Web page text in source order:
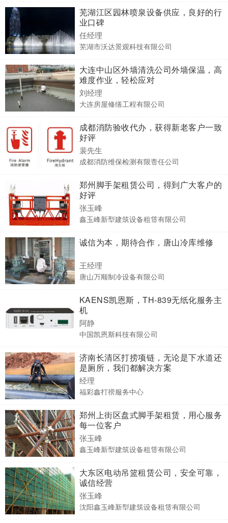
芜湖江区园林喷泉设备供应，良好的行
业口碑
任经理
芜湖市沃达景观科技有限公司
大连中山区外墙清洗公司外墙保温，高
难度作业，轻松应对
刘经理
大连房屋修缮工程有限公司
成都消防验收代办，获得新老客户一致
好评
裴先生
成都消防维保检测有限责任公司
郑州脚手架租赁公司，得到广大客户的
好评
张玉峰
鑫玉峰新型建筑设备租赁有限公司
诚信为本，期待合作，唐山冷库维修
王经理
唐山万顺制冷设备有限公司
KAENS凯恩斯，TH-839无纸化服务主
机
阿静
中国凯恩斯科技有限公司
济南长清区打捞项链，无论是下水道还
是厕所，我们都解决方案
经理
福彩鑫打捞服务中心
郑州上街区盘式脚手架租赁，用心服务
每一位客户
张玉峰
鑫玉峰新型建筑设备租赁有限公司
大东区电动吊篮租赁公司，安全可靠，
诚信经营
张玉峰
沈阳鑫玉峰新型建筑设备租赁有限公司